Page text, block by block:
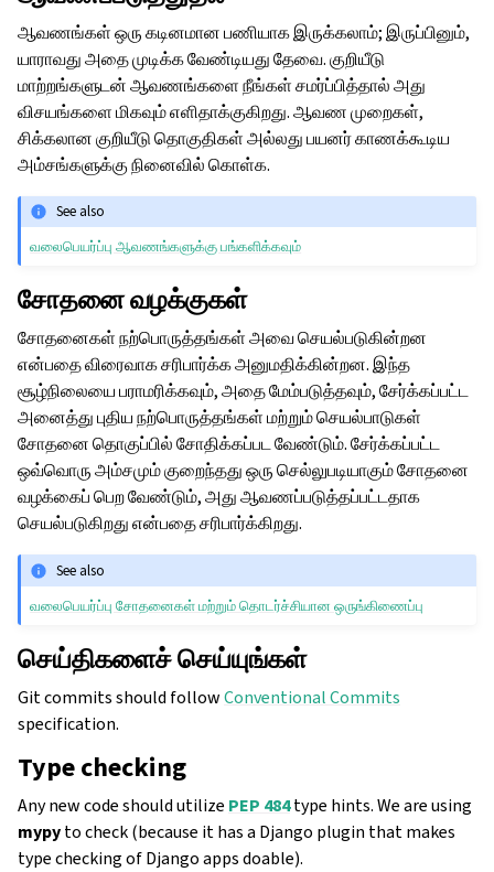
ஆவணங்கள் ஒரு கடினமான பணியாக இருக்கலாம்; இருப்பினும்,
யாராவது அதை முடிக்க வேண்டியது தேவை. குறியீடு
மாற்றங்களுடன் ஆவணங்களை நீங்கள் சமர்ப்பித்தால் அது
விசயங்களை மிகவும் எளிதாக்குகிறது. ஆவண முறைகள்,
சிக்கலான குறியீடு தொகுதிகள் அல்லது பயனர் காணக்கூடிய
அம்சங்களுக்கு நினைவில் கொள்க.
See also
வலைபெயர்ப்பு ஆவணங்களுக்கு பங்களிக்கவும்
சோதனை வழக்குகள்
சோதனைகள் நற்பொருத்தங்கள் அவை செயல்படுகின்றன
என்பதை விரைவாக சரிபார்க்க அனுமதிக்கின்றன. இந்த
சூழ்நிலையை பராமரிக்கவும், அதை மேம்படுத்தவும், சேர்க்கப்பட்ட
அனைத்து புதிய நற்பொருத்தங்கள் மற்றும் செயல்பாடுகள்
சோதனை தொகுப்பில் சோதிக்கப்பட வேண்டும். சேர்க்கப்பட்ட
ஒவ்வொரு அம்சமும் குறைந்தது ஒரு செல்லுபடியாகும் சோதனை
வழக்கைப் பெற வேண்டும், அது ஆவணப்படுத்தப்பட்டதாக
செயல்படுகிறது என்பதை சரிபார்க்கிறது.
See also
வலைபெயர்ப்பு சோதனைகள் மற்றும் தொடர்ச்சியான ஒருங்கிணைப்பு
செய்திகளைச் செய்யுங்கள்
Git commits should followConventional Commits
specification.
Type checking
Any new code should utilize PEP 484type hints. We are using
mypyto check (because it has a Django plugin that makes
type checking of Django apps doable).